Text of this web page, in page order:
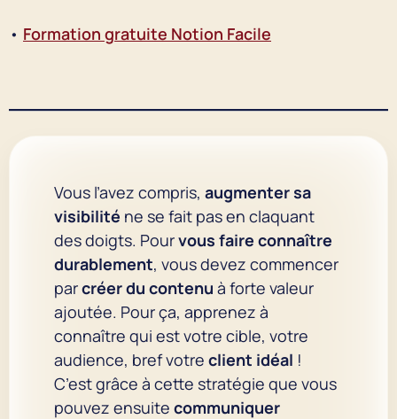
• Formation gratuite Notion Facile
Vous l’avez compris, augmenter sa
visibilité ne se fait pas en claquant
des doigts. Pourvous faire connaître
durablement, vous devez commencer
parcréer du contenu à forte valeur
ajoutée. Pour ça, apprenez à
connaître qui est votre cible, votre
audience, bref votre client idéal !
C’est grâce à cette stratégie que vous
pouvez ensuite communiquer